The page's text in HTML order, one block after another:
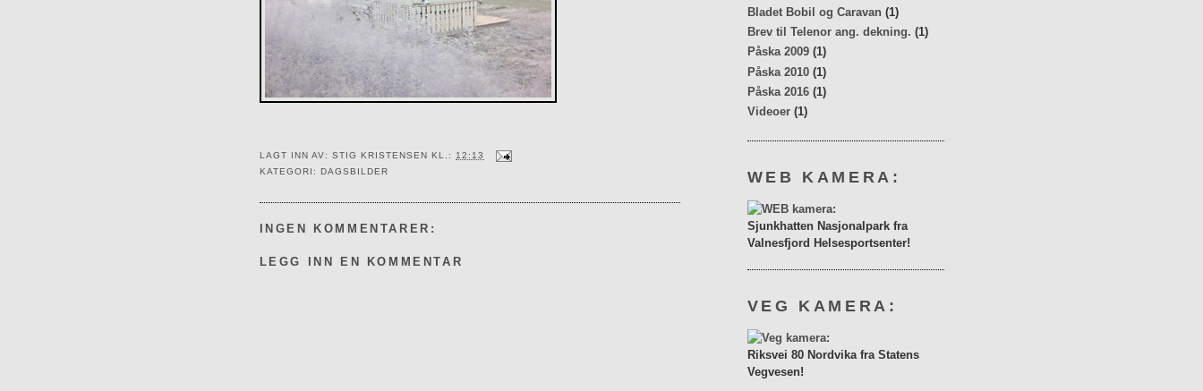
LAGT INN AV: STIG KRISTENSEN KL.: 12:13
KATEGORI: DAGSBILDER
INGEN KOMMENTARER:
LEGG INN EN KOMMENTAR
Bladet Bobil og Caravan (1)
Brev til Telenor ang. dekning. (1)
Påska 2009 (1)
Påska 2010 (1)
Påska 2016 (1)
Videoer (1)
WEB KAMERA:
Sjunkhatten Nasjonalpark fra
Valnesfjord Helsesportsenter!
VEG KAMERA:
Riksvei 80 Nordvika fra Statens
Vegvesen!